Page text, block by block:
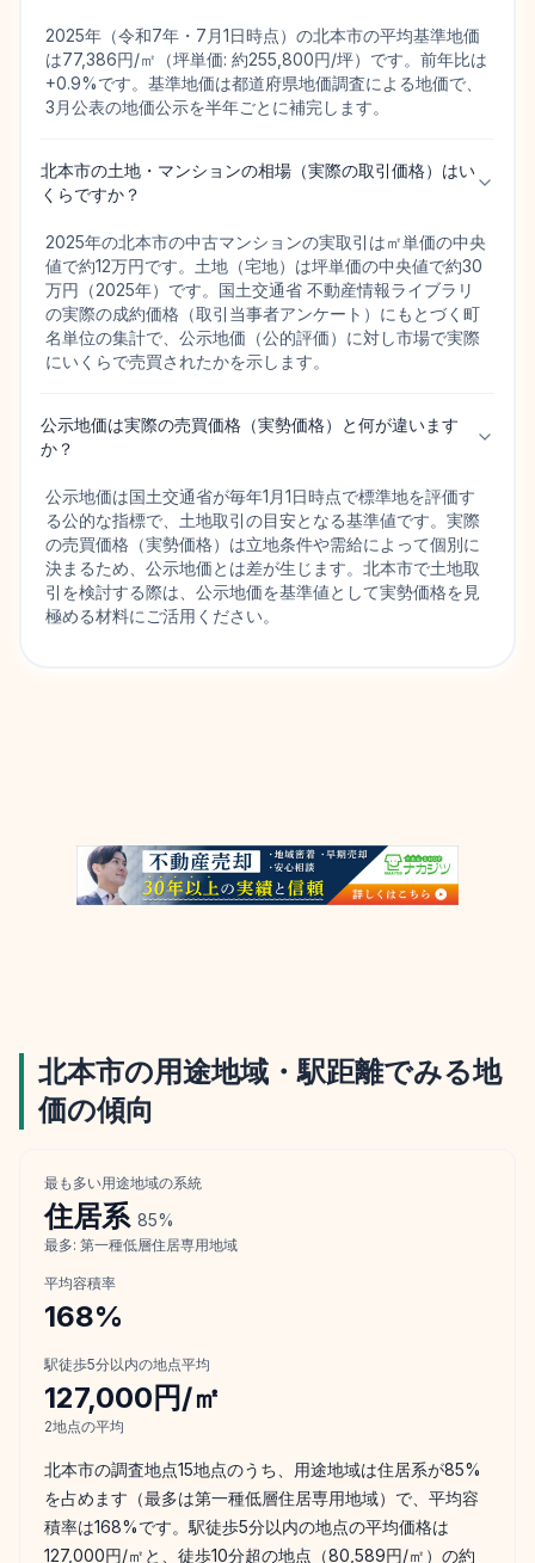
2025年（令和7年・7月1日時点）の北本市の平均基準地価
は77,386円/㎡（坪単価: 約255,800円/坪）です。前年比は
+0.9%です。基準地価は都道府県地価調査による地価で、
3月公表の地価公示を半年ごとに補完します。
北本市の土地・マンションの相場（実際の取引価格）はい
くらですか？
2025年の北本市の中古マンションの実取引は㎡単価の中央
値で約12万円です。土地（宅地）は坪単価の中央値で約30
万円（2025年）です。国土交通省 不動産情報ライブラリ
の実際の成約価格（取引当事者アンケート）にもとづく町
名単位の集計で、公示地価（公的評価）に対し市場で実際
にいくらで売買されたかを示します。
公示地価は実際の売買価格（実勢価格）と何が違います
か？
公示地価は国土交通省が毎年1月1日時点で標準地を評価す
る公的な指標で、土地取引の目安となる基準値です。実際
の売買価格（実勢価格）は立地条件や需給によって個別に
決まるため、公示地価とは差が生じます。北本市で土地取
引を検討する際は、公示地価を基準値として実勢価格を見
極める材料にご活用ください。
北本市の用途地域・駅距離でみる地
価の傾向
最も多い用途地域の系統
住居系 85%
最多: 第一種低層住居専用地域
平均容積率
168%
駅徒歩5分以内の地点平均
127,000円/㎡
2地点の平均
北本市の調査地点15地点のうち、用途地域は住居系が85%
を占めます（最多は第一種低層住居専用地域）で、平均容
積率は168%です。駅徒歩5分以内の地点の平均価格は
127,000円/㎡と、徒歩10分超の地点（80,589円/㎡）の約